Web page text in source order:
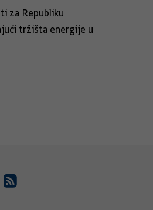
za Republiku
tržišta energije u